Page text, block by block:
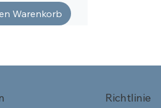
Warenkorb
Richtlinie